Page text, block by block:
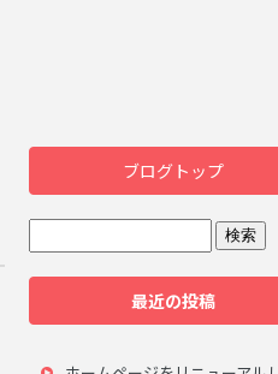
ブログトップ
最近の投稿